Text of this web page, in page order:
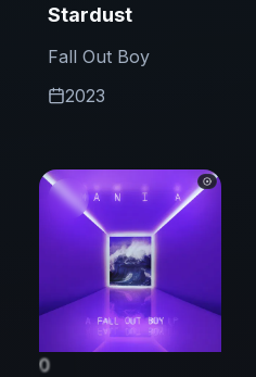
Stardust
Fall Out Boy
2023
0